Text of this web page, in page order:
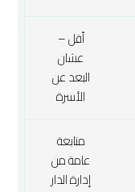
أقل –
عشان
البعد عن
الأسرة
متابعة
عامة من
إدارة الدار